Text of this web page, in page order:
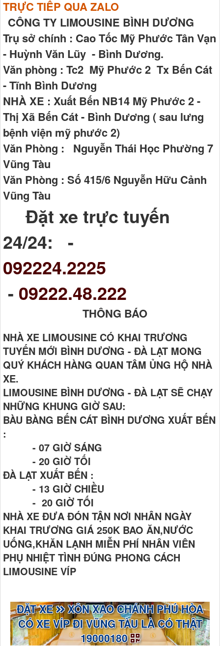
TRỰC TIẾP QUA ZALO
CÔNG TY LIMOUSINE BÌNH DƯƠNG
Trụ sở chính : Cao Tốc Mỹ Phước Tân Vạn
- Huỳnh Văn Lũy - Bình Dương.
Văn phòng : Tc2 Mỹ Phước 2 Tx Bến Cát
- Tĩnh Bình Dương
NHÀ XE : Xuất Bến NB14 Mỹ Phước 2 -
Thị Xã Bến Cát - Bình Dương ( sau lưng
bệnh viện mỹ phước 2)
Văn Phòng : Nguyễn Thái Học Phường 7
Vũng Tàu
Văn Phòng : Số 415/6 Nguyễn Hữu Cảnh
Vũng Tàu
Đặt xe trực tuyến
24/24: -
092224.2225
- 09222.48.222
THÔNG BÁO
NHÀ XE LIMOUSINE CÓ KHAI TRƯƠNG
TUYẾN MỚI BÌNH DƯƠNG - ĐÀ LẠT MONG
QUÝ KHÁCH HÀNG QUAN TÂM ỦNG HỘ NHÀ
XE.
LIMOUSINE BÌNH DƯƠNG - ĐÀ LẠT SẼ CHẠY
NHỮNG KHUNG GIỜ SAU:
BÀU BÀNG BẾN CÁT BÌNH DƯƠNG XUẤT BẾN
:
- 07 GIỜ SÁNG
- 20 GIỜ TỐI
ĐÀ LẠT XUẤT BẾN :
- 13 GIỜ CHIỀU
- 20 GIỜ TỐI
NHÀ XE ĐƯA ĐÓN TẬN NƠI NHÂN NGÀY
KHAI TRƯƠNG GIÁ 250K BAO ĂN,NƯỚC
UỐNG,KHĂN LẠNH MIỄN PHÍ NHÂN VIÊN
PHỤ NHIỆT TÌNH ĐÚNG PHONG CÁCH
LIMOUSINE VÍP
ĐẶT XE XÔN XAO CHÁNH PHÚ HÒA
CÓ XE VÍP ĐI VŨNG TÀU LÀ CÓ THẬT
19000180